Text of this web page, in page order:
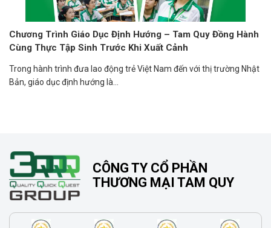
Chương Trình Giáo Dục Định Hướng – Tam Quy Đồng Hành
Cùng Thực Tập Sinh Trước Khi Xuất Cảnh
Trong hành trình đưa lao động trẻ Việt Nam đến với thị trường Nhật
Bản, giáo dục định hướng là...
CÔNG TY CỔ PHẦN
THƯƠNG MẠI TAM QUY